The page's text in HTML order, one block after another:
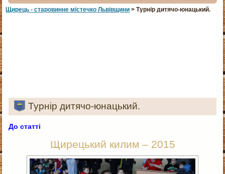
Щирець - старовинне мiстечко Львiвщини > Турнір дитячо-юнацький.
Турнір дитячо-юнацький.
До статті
Щирецький килим – 2015